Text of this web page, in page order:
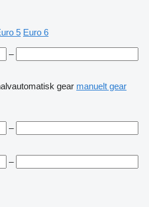
5 Euro 6
–
gear manuelt gear
–
–